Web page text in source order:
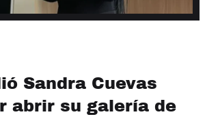
Sandra Cuevas
abrir su galería de